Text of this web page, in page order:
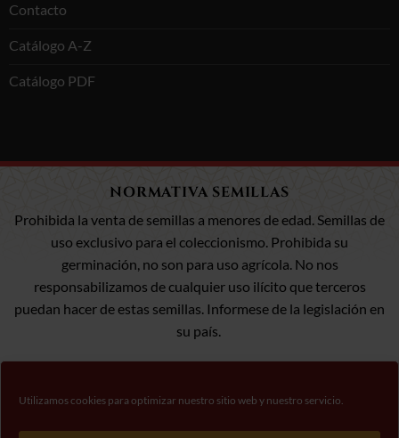
Utilizamos cookies para optimizar nuestro sitio web y nuestro servicio.
Contacto
Catálogo A-Z
Catálogo PDF
NORMATIVA SEMILLAS
Prohibida la venta de semillas a menores de edad. Semillas de
uso exclusivo para el coleccionismo. Prohibida su
germinación, no son para uso agrícola. No nos
responsabilizamos de cualquier uso ilícito que terceros
puedan hacer de estas semillas. Informese de la legislación en
su país.